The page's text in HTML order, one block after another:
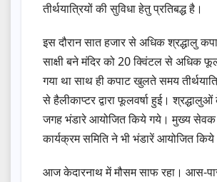
तीर्थयात्रियों की सुविधा हेतु प्रतिबद्ध है।
इस दौरान सात हजार से अधिक श्रद्धालु
साक्षी बने मंदिर को 20 क्विंटल से अधिक
गया था साथ ही कपाट खुलते समय
से हैलीकाप्टर द्वारा फूलवर्षा हुई।
जगह भंडारे आयोजित किये गये। मुख्य सेवक
कार्यक्रम समिति ने भी भंडारें आयोजित
आज केदारनाथ में मौसम साफ रहा। आस-